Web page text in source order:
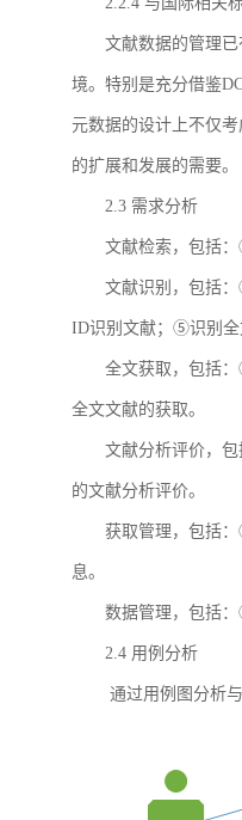
文献数据的管理
境。特别是充分借鉴
元数据的设计上不仅
的扩展和发展的需要。
2.3 需求分析
文献检索，包括
文献识别，包括
ID识别文献；⑤识别全
全文获取，包括
全文文献的获取。
文献分析评价，
的文献分析评价。
获取管理，包括
息。
数据管理，包括
2.4 用例分析
通过用例图分析